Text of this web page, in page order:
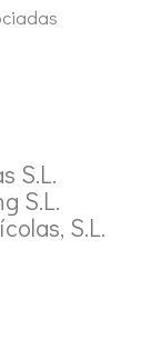
S.L.
S.L.
S.L.